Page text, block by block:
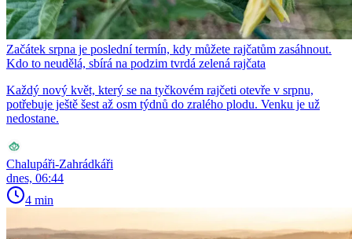
Začátek srpna je poslední termín, kdy můžete rajčatům zasáhnout.
Kdo to neudělá, sbírá na podzim tvrdá zelená rajčata
Každý nový květ, který se na tyčkovém rajčeti otevře v srpnu,
potřebuje ještě šest až osm týdnů do zralého plodu. Venku je už
nedostane.
Chalupáři-Zahrádkáři
dnes, 06:44
4 min